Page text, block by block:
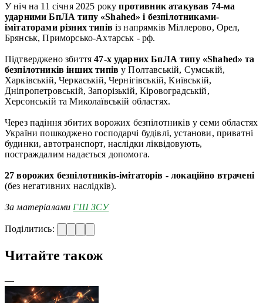
У ніч на 11 січня 2025 рокупротивник атакував 74-ма
ударними БпЛА типу «Shahed» і безпілотниками-
імітаторами різних типівіз напрямків Міллерово, Орел,
Брянськ, Приморсько-Ахтарськ - рф.
Підтверджено збиття 47-х ударних БпЛА типу «Shahed» та
безпілотників інших типів у Полтавській, Сумській,
Харківській, Черкаській, Чернігівській, Київській,
Дніпропетровській, Запорізькій, Кіровоградській,
Херсонській та Миколаївській областях.
Через падіння збитих ворожих безпілотників у семи областях
України пошкоджено господарчі будівлі, установи, приватні
будинки, автотранспорт, наслідки ліквідовують,
постраждалим надається допомога.
27 ворожих безпілотників-імітаторів -локаційно втрачені
(без негативних наслідків).
За матеріалами ГШ ЗСУ
Поділитись:
Читайте також
—